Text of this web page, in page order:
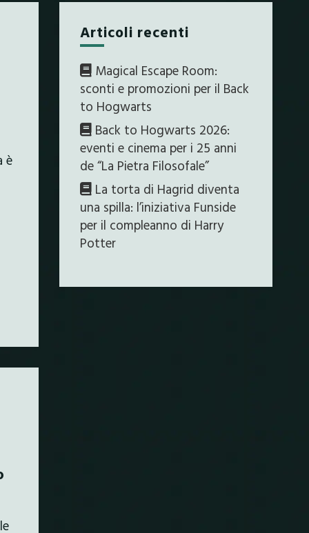
è
Articoli recenti
Magical Escape Room:
sconti e promozioni per il Back
to Hogwarts
Back to Hogwarts 2026:
eventi e cinema per i 25 anni
de “La Pietra Filosofale”
La torta di Hagrid diventa
una spilla: l’iniziativa Funside
per il compleanno di Harry
Potter